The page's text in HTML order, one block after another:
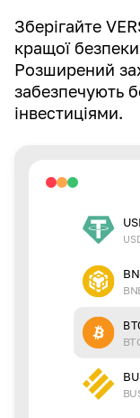
Зберігайте
кращої
Розширений
забезпечують
інвестиціями.